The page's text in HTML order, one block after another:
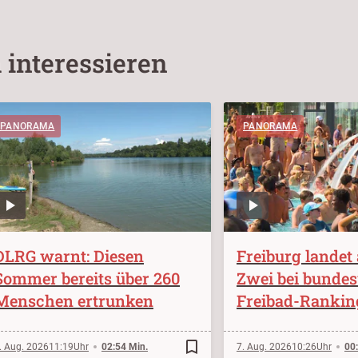
interessieren
PANORAMA
warnt: Diesen
bereits über 260
ertrunken
Aug. 202611:19 02:54 Min. bookmark_border
PANORAMA
Freiburg landet
Zwei bei
Freibad-
7. Aug. 202610:26